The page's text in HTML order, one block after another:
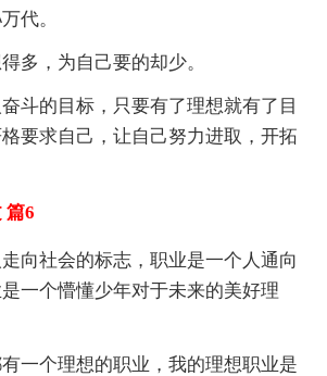
代。
，为自己要的却少。
的目标，只要有了理想就有了目
要求自己，让自己努力进取，开拓
篇6
社会的标志，职业是一个人通向
一个懵懂少年对于未来的美好理
个理想的职业，我的理想职业是